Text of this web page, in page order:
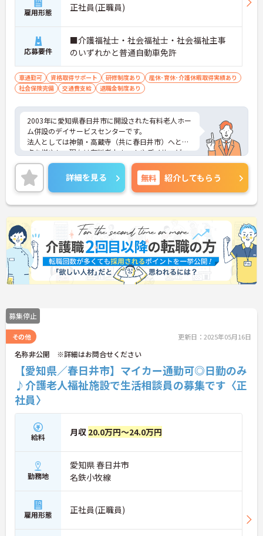
雇用形態 正社員(正職員)
応募要件
■介護福祉士・社会福祉士・社会福祉主事
のいずれかと普通自動車免許
車通勤可 資格取得サポート 研修制度あり
産休･育休･介護休暇取得実績あり
社会保険完備
交通費支給 退職金制度あり
2003年に愛知県春日井市に開設された有料老人ホー
ム併設のデイサービスセンターです。
法人としては神領・高蔵寺（共に春日井市）へと拠
点を増やし、現在は有料老人ホームやデイサービス
を合計5施設運営しております。
ご興味をお持ちの方には詳細の情報や面接のポイン
トをお伝えしますのでお気軽にお問い合わせくださ
いませ。
詳細を見る 無料 紹介してもらう
募集停止
その他 更新日：2025年05月16日
名称非公開 ※詳細はお問合せください
【愛知県／春日井市】マイカー通勤可◎日勤のみ
♪介護老人福祉施設で生活相談員の募集です〈正
社員〉
給料 月収 20.0万円～24.0万円
勤務地
愛知県 春日井市
名鉄小牧線
雇用形態 正社員(正職員)